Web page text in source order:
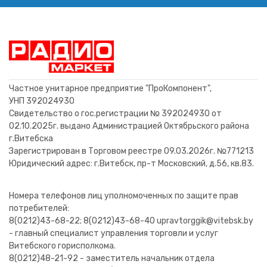
0,00 BYN
В корзину
0,00 BYN
В корзину
0,00 BYN
В корзину
0,00 BYN
В корзину
Частное унитарное предприятие "ПроКомпонент",
УНП 392024930
Свидетельство о гос.регистрации № 392024930 от
02.10.2025г. выдано Администрацией Октябрьского района
г.Витебска
Зарегистрирован в Торговом реестре 09.03.2026г. №771213
Юридический адрес: г.Витебск, пр-т Московский, д.56, кв.83.
Номера телефонов лиц уполномоченных по защите прав
потребителей:
8(0212)43-68-22; 8(0212)43-68-40 upravtorggik@vitebsk.by
- главный специалист управления торговли и услуг
Витебского горисполкома.
8(0212)48-21-92 - заместитель начальник отдела